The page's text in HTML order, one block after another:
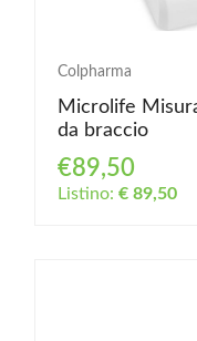
Colpharma
Microlife
da braccio
€89,50
Listino: € 89,50